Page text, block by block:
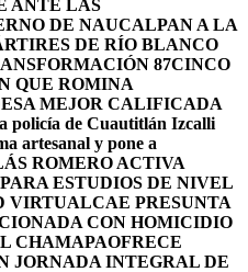
ANTE LAS
DE NAUCALPAN A LA
DE RÍO BLANCO
87CINCO
QUE ROMINA
MEJOR CALIFICADA
policía de Cuautitlán Izcalli
artesanal y pone a
ROMERO ACTIVA
ESTUDIOS DE NIVEL
VIRTUALCAE PRESUNTA
CON HOMICIDIO
CHAMAPAOFRECE
JORNADA INTEGRAL DE